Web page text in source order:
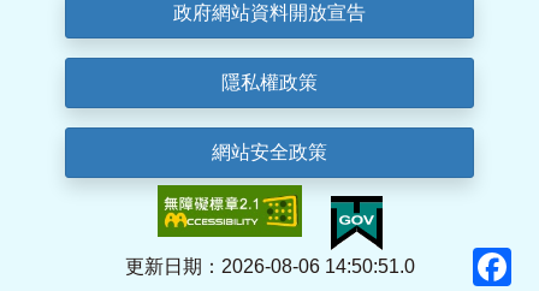
政府網站資料開放宣告
隱私權政策
網站安全政策
更新日期：2026-08-06 14:50:51.0